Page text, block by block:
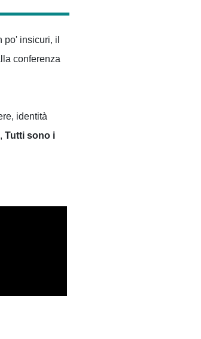
insicuri, il
conferenza
identità
Tutti sono i